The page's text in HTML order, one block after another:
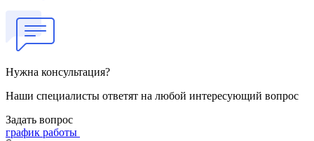
Нужна консультация?
Наши специалисты ответят на любой интересующий вопрос
Задать вопрос
график работы